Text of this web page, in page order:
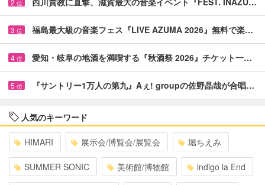
2 位
3 位 福島最大級の音楽フェス『LIVE AZUMA 2026』無料で楽…
4 位 愛知・岐阜の地酒を満喫する『秋酒祭 2026』チケット一…
5 位 『サントリー1万人の第九』Aぇ! groupの佐野晶哉が合唱…
人気のキーワード
HIMARI 展示会/博覧会/展覧会 堀ちえみ
SUMMER SONIC 美術館/博物館 indigo la End